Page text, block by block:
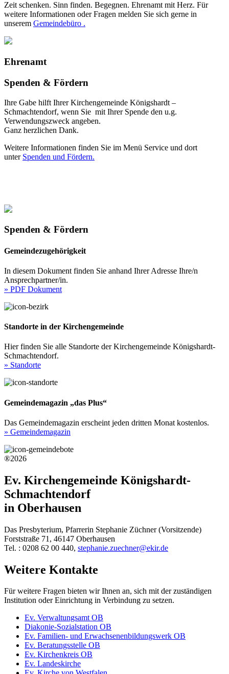
Zeit schenken. Sinn finden. Begegnen. Ehrenamt mit Herz. Für
weitere Informationen oder Fragen melden Sie sich gerne in
unserem Gemeindebüro .
Ehrenamt
Spenden & Fördern
Ihre Gabe hilft Ihrer Kirchengemeinde Königshardt –
Schmachtendorf, wenn Sie mit Ihrer Spende den u.g.
Verwendungszweck angeben.
Ganz herzlichen Dank.
Weitere Informationen finden Sie im Menü Service und dort
unter Spenden und Fördern.
Spenden & Fördern
Gemeindezugehörigkeit
In diesem Dokument finden Sie anhand Ihrer Adresse Ihre/n
Ansprechpartner/in.
» PDF Dokument
Standorte in der Kirchengemeinde
Hier finden Sie alle Standorte der Kirchengemeinde Königshardt-
Schmachtendorf.
» Standorte
Gemeindemagazin „das Plus“
Das Gemeindemagazin erscheint jeden dritten Monat kostenlos.
» Gemeindemagazin
®2026
Ev. Kirchengemeinde Königshardt-
Schmachtendorf
in Oberhausen
Das Presbyterium, Pfarrerin Stephanie Züchner (Vorsitzende)
Forststraße 71, 46147 Oberhausen
Tel. : 0208 62 00 440, stephanie.zuechner@ekir.de
Weitere Kontakte
Für weitere Fragen bieten wir Ihnen an, sich mit der zuständigen
Institution oder Einrichtung in Verbindung zu setzen.
Ev. Verwaltungsamt OB
Diakonie-Sozialstation OB
Ev. Familien- und Erwachsenenbildungswerk OB
Ev. Beratungsstelle OB
Ev. Kirchenkreis OB
Ev. Landeskirche